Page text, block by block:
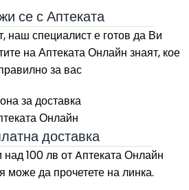
се с Аптеката
наш специалист е готов да Ви
наАптеката Онлайн знаят, кое
за вас
доставка
над 100 лв от Aптеката Онлайн
може да прочетете на линка.